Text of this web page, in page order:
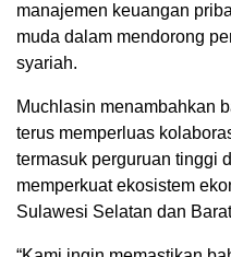
manajemen keuangan
muda dalam mendorong
syariah.
Muchlasin menambahkan
terus memperluas
termasuk perguruan tinggi
memperkuat ekosistem
Sulawesi Selatan dan